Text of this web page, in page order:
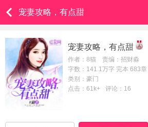
宠妻攻略，有点甜
宠妻攻略，有点甜
作者：8猫 责编：招财淼
字数：141.1万字 完本 683章
类别：豪门
点击：61k+
评论：16